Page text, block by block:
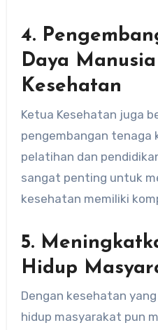
4.
Daya
Kesehatan
Ketua Kesehatan juga
pengembangan tenaga
pelatihan dan
sangat penting untuk
kesehatan memiliki
5.
Hidup
Dengan kesehatan
hidup masyarakat pun